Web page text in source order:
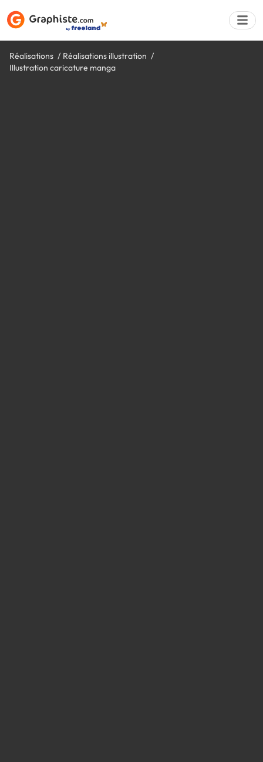
Réalisations
Réalisations illustration
Illustration caricature manga